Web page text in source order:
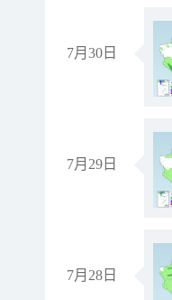
7月30日
7月29日
7月28日